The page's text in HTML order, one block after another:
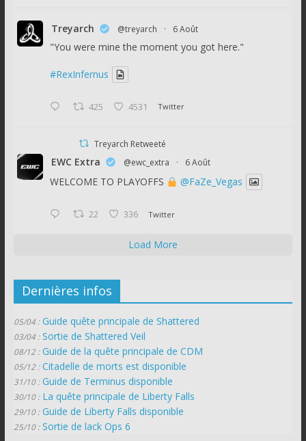
Treyarch @treyarch · 6 Août
"You were mine the moment you got here."
#RexInfernus
425 4531 Twitter
Treyarch Retweeté
EWC Extra @ewc_extra · 6 Août
WELCOME TO PLAYOFFS @FaZe_Vegas
22 336 Twitter
Load More
Dernières infos
05/04 : Guide quête principale de Shattered
03/04 : Sortie de Shattered Veil
08/12 : Guide de la quête principale de CDM
05/12 : Citadelle de morts est disponible
31/10 : Guide de Terminus disponible
30/10 : La quête principale de Liberty Falls
29/10 : Guide de Liberty Falls disponible
25/10 : Sortie de lack Ops 6